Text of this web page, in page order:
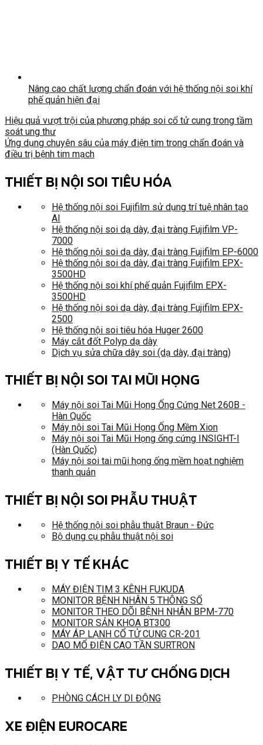
Nâng cao chất lượng chẩn đoán với hệ thống nội soi khí
phế quản hiện đại
Hiệu quả vượt trội của phương pháp soi cổ tử cung trong tầm
soát ung thư
Ứng dụng chuyên sâu của máy điện tim trong chẩn đoán và
điều trị bệnh tim mạch
THIẾT BỊ NỘI SOI TIÊU HÓA
Hệ thống nội soi Fujifilm sử dụng trí tuệ nhân tạo
AI
Hệ thống nội soi dạ dày, đại tràng Fujifilm VP-
7000
Hệ thống nội soi dạ dày, đại tràng Fujifilm EP-6000
Hệ thống nội soi dạ dày, đại tràng Fujifilm EPX-
3500HD
Hệ thống nội soi khí phế quản Fujifilm EPX-
3500HD
Hệ thống nội soi dạ dày, đại tràng Fujifilm EPX-
2500
Hệ thống nội soi tiêu hóa Huger 2600
Máy cắt đốt Polyp dạ dày
Dịch vụ sửa chữa dây soi (dạ dày, đại tràng)
THIẾT BỊ NỘI SOI TAI MŨI HỌNG
Máy nội soi Tai Mũi Họng Ống Cứng Net 260B -
Hàn Quốc
Máy nội soi Tai Mũi Họng Ống Mềm Xion
Máy nội soi Tai Mũi Họng ống cứng INSIGHT-I
(Hàn Quốc)
Máy nội soi tai mũi họng ống mềm hoạt nghiệm
thanh quản
THIẾT BỊ NỘI SOI PHẪU THUẬT
Hệ thống nội soi phẫu thuật Braun - Đức
Bộ dụng cụ phẫu thuật nội soi
THIẾT BỊ Y TẾ KHÁC
MÁY ĐIỆN TIM 3 KÊNH FUKUDA
MONITOR BỆNH NHÂN 5 THÔNG SỐ
MONITOR THEO DÕI BỆNH NHÂN BPM-770
MONITOR SẢN KHOA BT300
MÁY ÁP LẠNH CỔ TỬ CUNG CR-201
DAO MỔ ĐIỆN CAO TẦN SURTRON
THIẾT BỊ Y TẾ, VẬT TƯ CHỐNG DỊCH
PHÒNG CÁCH LY DI ĐỘNG
XE ĐIỆN EUROCARE